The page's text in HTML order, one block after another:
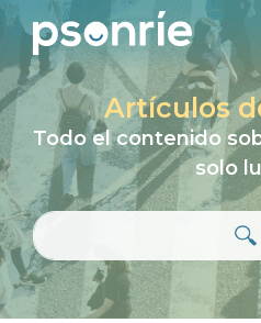
Artículos
Todo el contenido
solo